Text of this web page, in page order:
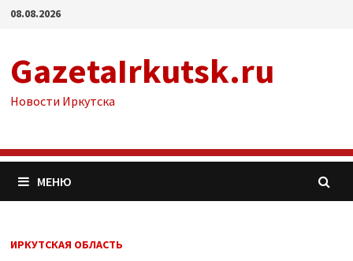
Перейти
08.08.2026
GazetaIrkutsk.ru
Новости Иркутска
МЕНЮ
ИРКУТСКАЯ ОБЛАСТЬ